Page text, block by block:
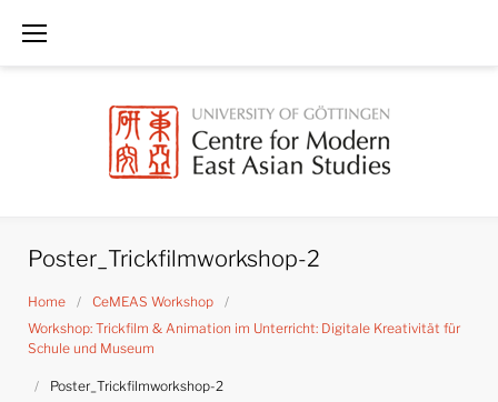
Poster_Trickfilmworkshop-2
Home / CeMEAS Workshop
/
Workshop: Trickfilm & Animation im Unterricht: Digitale Kreativität für
Schule und Museum
/ Poster_Trickfilmworkshop-2